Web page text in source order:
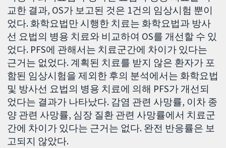
교한 결과, OS가 보고된 것은 1건의 임상시험 뿐이
었다. 화학요법만 시행한 치료는 화학요법과 방사
선 요법의 병용 치료와 비교하여 OS를 개선할 수 있
었다. PFS에 관해서는 치료군간에 차이가 있다는
근거는 없었다. 계획된 치료를 받지 않은 환자가 포
함된 임상시험을 제외한 후의 분석에서는 화학요법
및 방사선 요법의 병용 치료에 의해 PFS가 개선되
었다는 결과가 나타났다. 감염 관련 사망률, 이차 종
양 관련 사망률, 심장 질환 관련 사망률에서 치료군
간에 차이가 있다는 근거는 없다. 완전 반응률은 보
고되지 않았다.